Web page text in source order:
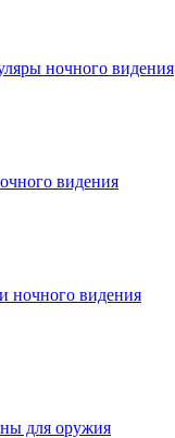
ночного видения
видения
ночного видения
для оружия